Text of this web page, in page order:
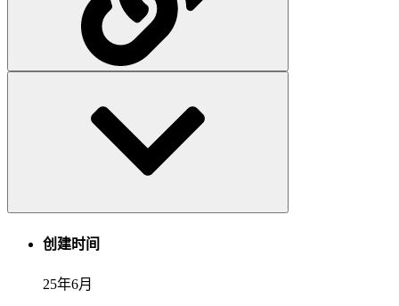
创建时间
25年6月